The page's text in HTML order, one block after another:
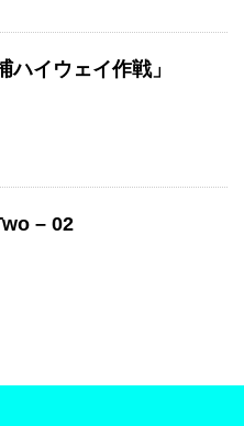
ハイウェイ作戦」
– 02